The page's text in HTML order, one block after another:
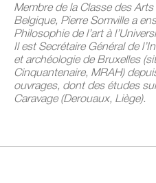
Membre de la Classe des Arts
Belgique, Pierre Somville a
Philosophie de l’art à
Il est Secrétaire Général de
et archéologie de Bruxelles
Cinquantenaire, MRAH)
ouvrages, dont des études
Caravage (Derouaux, Liège).